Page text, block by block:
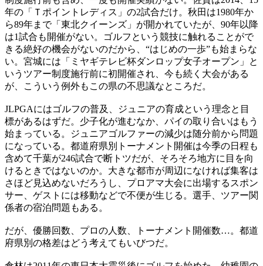
年の「Ｔポイントレディス」の2試合だけ。秋田は1980年か
ら89年まで「東北クイーンズ」が開かれていたが、90年以降
は1試合も開催がない。ゴルフという競技に触れることがで
きる絶好の機会がないのだから、“はじめの一歩”も始まらな
い。宮城には「ミヤギテレビ杯ダンロップ女子オープン」と
いうツアー制度施行前に初開催され、今も続く大会がある
が、こういう例外もこの県の不思議なところだ。
JLPGAにはゴルフの普及、ジュニアの育成という理念と目
標があるはずだ。少子化が進むなか、パイの取り合いはもう
始まっている。ジュニアゴルファーの減少は随分前から問題
になっている。都道府県別トーナメント開催は今季の日程も
含めて千葉が246試合で断トツだが、そろそろ地方に目を向
けるときではないのか。大きな都市が周辺になければ集客は
さほど見込めないだろうし、プロアマ大会に出場するスポン
サー、ゲストには移動などで不便が生じる。選手、ツアー関
係者の宿泊問題もある。
だが、優勝回数、プロの人数、トーナメント開催数…。都道
府県別の格差はどう考えてもいびつだ。